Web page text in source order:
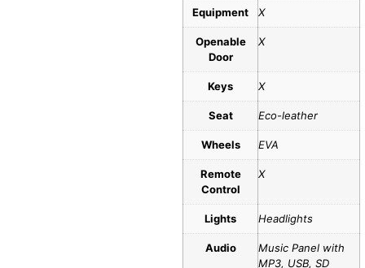
Equipment X
Openable
Door
X
Keys X
Seat Eco-leather
Wheels EVA
Remote
Control
X
Lights Headlights
Audio
Music Panel with
MP3, USB, SD